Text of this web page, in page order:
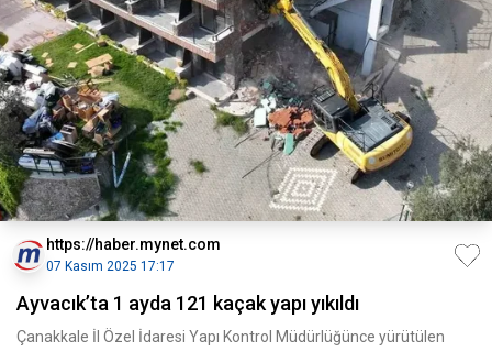
https://haber.mynet.com
07 Kasım 2025 17:17
Ayvacık’ta 1 ayda 121 kaçak yapı yıkıldı
Çanakkale İl Özel İdaresi Yapı Kontrol Müdürlüğünce yürütülen